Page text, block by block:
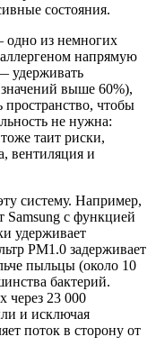
состояния.
одно из немногих
напрямую
удерживать
выше 60%),
пространство, чтобы
не нужна:
таит риски,
вентиляция и
систему. Например,
с функцией
удерживает
PM1.0 задерживает
пыльцы (около 10
бактерий.
через 23 000
и исключая
поток в сторону от